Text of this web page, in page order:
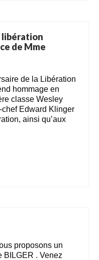
libération
de Mme
de la Libération
hommage en
classe Wesley
chef Edward Klinger
ainsi qu’aux
proposons un
BILGER . Venez